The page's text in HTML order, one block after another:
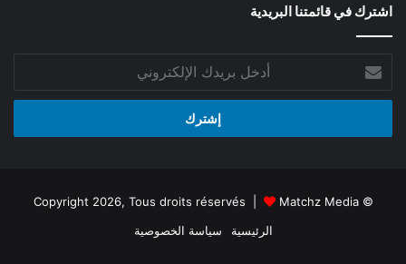
اشترك في قائمتنا البريدية
بريدك
الإلكتروني
© Copyright 2026, Tous droits réservés |
Matchz Media
الرئيسية
سياسة الخصوصية